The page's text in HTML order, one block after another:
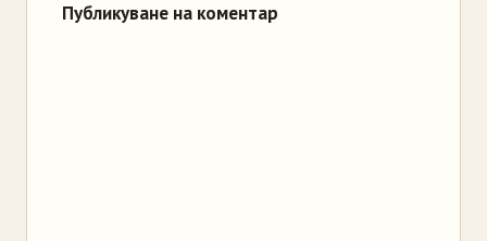
Публикуване на коментар